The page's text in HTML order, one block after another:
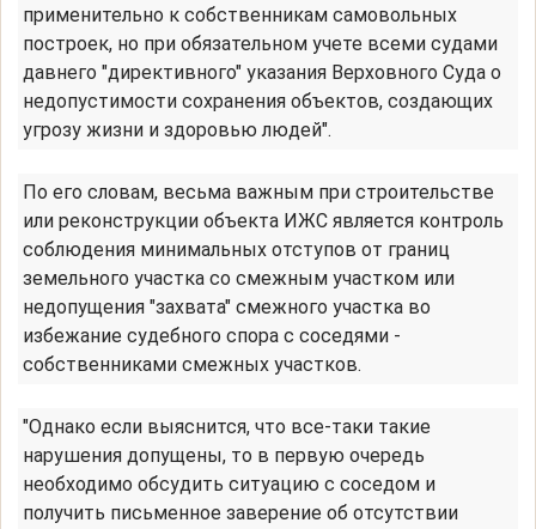
применительно к собственникам самовольных
построек, но при обязательном учете всеми судами
давнего "директивного" указания Верховного Суда о
недопустимости сохранения объектов, создающих
угрозу жизни и здоровью людей".
По его словам, весьма важным при строительстве
или реконструкции объекта ИЖС является контроль
соблюдения минимальных отступов от границ
земельного участка со смежным участком или
недопущения "захвата" смежного участка во
избежание судебного спора с соседями -
собственниками смежных участков.
"Однако если выяснится, что все-таки такие
нарушения допущены, то в первую очередь
необходимо обсудить ситуацию с соседом и
получить письменное заверение об отсутствии